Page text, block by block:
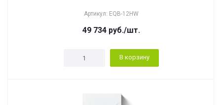
Артикул: EQB-12HW
49 734руб./шт.
В корзину